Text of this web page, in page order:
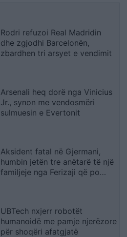
Rodri refuzoi Real Madridin
dhe zgjodhi Barcelonën,
zbardhen tri arsyet e vendimit
Arsenali heq dorë nga Vinicius
Jr., synon me vendosmëri
sulmuesin e Evertonit
Aksident fatal në Gjermani,
humbin jetën tre anëtarë të një
familjeje nga Ferizaji që po
UBTech nxjerr robotët
humanoidë me pamje njerëzore
për shoqëri afatgjatë